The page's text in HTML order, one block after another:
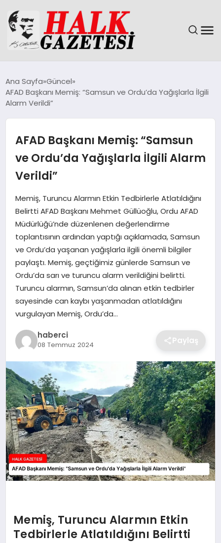
DÜNYA
MAGAZIN
SAĞLIK
SIYASET
SPOR
TEKNOLOJI
YAŞAM
Ana Sayfa Güncel
AFAD Başkanı Memiş: “Samsun ve Ordu’da Yağışlarla İlgili
Alarm Verildi”
AFAD Başkanı Memiş: “Samsun
ve Ordu’da Yağışlarla İlgili Alarm
Verildi”
Memiş, Turuncu Alarmın Etkin Tedbirlerle Atlatıldığını
Belirtti AFAD Başkanı Mehmet Güllüoğlu, Ordu AFAD
Müdürlüğü’nde düzenlenen değerlendirme
toplantısının ardından yaptığı açıklamada, Samsun
ve Ordu’da yaşanan yağışlarla ilgili önemli bilgiler
paylaştı. Memiş, geçtiğimiz günlerde Samsun ve
Ordu’da sarı ve turuncu alarm verildiğini belirtti.
Turuncu alarmın, Samsun’da alınan etkin tedbirler
sayesinde can kaybı yaşanmadan atlatıldığını
vurgulayan Memiş, Ordu’da…
haberci
08 Temmuz 2024 Paylaş
Memiş, Turuncu Alarmın Etkin
Tedbirlerle Atlatıldığını Belirtti